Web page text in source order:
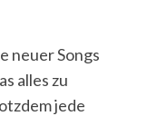
neuer Songs
alles zu
jede